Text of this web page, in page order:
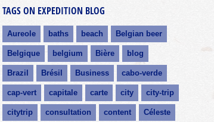
TAGS ON EXPEDITION BLOG
Aureole baths beach Belgian beer
Belgique belgium Bière blog
Brazil Brésil Business cabo-verde
cap-vert capitale carte city city-trip
citytrip consultation content Céleste